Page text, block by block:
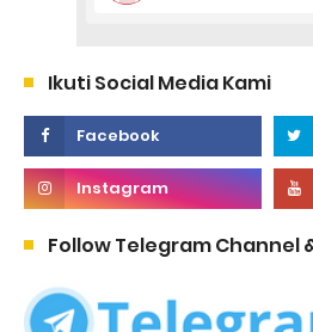
Ikuti Social Media Kami
Follow Telegram Channel